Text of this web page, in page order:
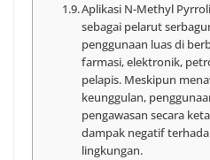
Aplikasi N-Methyl
sebagai pelarut
penggunaan luas di
farmasi, elektronik,
pelapis. Meskipun
keunggulan,
pengawasan secara
dampak negatif
lingkungan.